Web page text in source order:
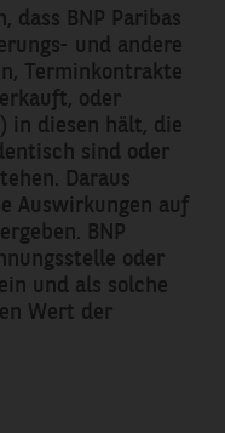
dass BNP Paribas
und andere
Terminkontrakte
oder
in diesen hält, die
sind oder
Daraus
Auswirkungen auf
BNP
oder
und als solche
Wert der